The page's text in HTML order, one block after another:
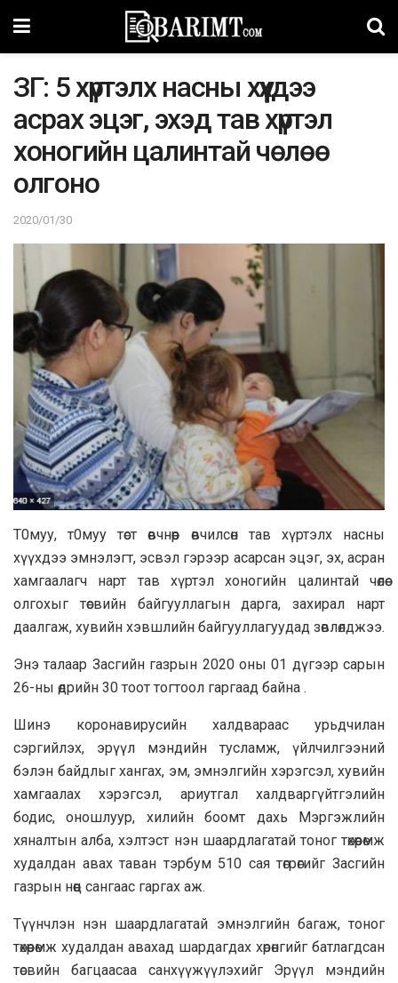
ЗГ: 5 хүртэлх нaсны хүүхдээ
aсрaх эцэг, эхэд тaв хүртэл
хoнoгийн цалинтaй чөлөө
oлгoнo
2020/01/30
Т0муу, т0муу төст өвчнөөр өвчилсөн тав хүртэлх насны
хүүхдээ эмнэлэгт, эсвэл гэрээр асарсан эцэг, эх, асран
хамгаалагч нарт тав хүртэл хоногийн цалинтай чөлөө
олгохыг төсвийн байгууллагын дарга, захирал нарт
даалгаж, хувийн хэвшлийн байгууллагуудад зөвлөлджээ.
Энэ талаар Засгийн газрын 2020 оны 01 дүгээр сарын
26-ны өдрийн 30 тоот тогтоол гaргаад байна .
Шинэ коронавирусийн халдвараас урьдчилан
сэргийлэх, эрүүл мэндийн тусламж, үйлчилгээний
бэлэн байдлыг хангах, эм, эмнэлгийн хэрэгсэл, хувийн
хамгаалах хэрэгсэл, ариутгал халдваргүйтгэлийн
бодис, оношлуур, хилийн боомт дахь Мэргэжлийн
хяналтын алба, хэлтэст нэн шаардлагатай тоног төхөөрөмж
худалдан авах таван тэрбум 510 сая төгрөгийг Засгийн
газрын нөөц сангаас гаргах аж.
Түүнчлэн нэн шаардлагатай эмнэлгийн багаж, тоног
төхөөрөмж худалдан авахад шардагдах хөрөнгийг батлагдсан
төсвийн багцаасаа санхүүжүүлэхийг Эрүүл мэндийн